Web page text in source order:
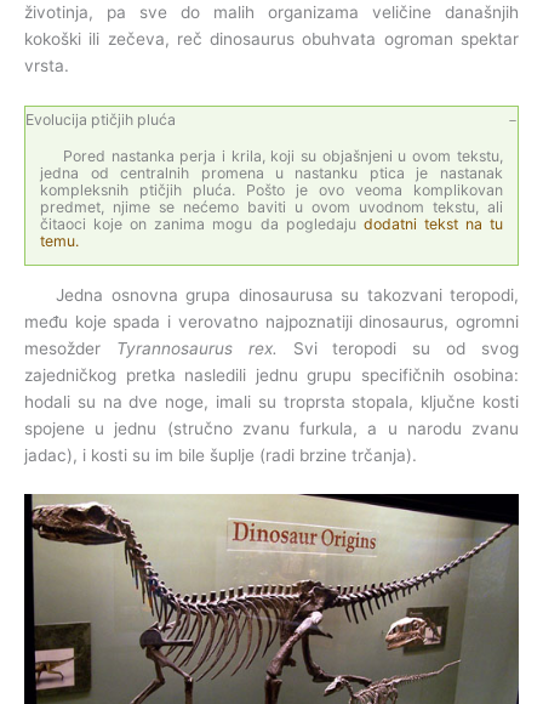
životinja, pa sve do malih organizama veličine današnjih
kokoški ili zečeva, reč dinosaurus obuhvata ogroman spektar
vrsta.
Evolucija ptičjih pluća
Pored nastanka perja i krila, koji su objašnjeni u ovom tekstu,
jedna od centralnih promena u nastanku ptica je nastanak
kompleksnih ptičjih pluća. Pošto je ovo veoma komplikovan
predmet, njime se nećemo baviti u ovom uvodnom tekstu, ali
čitaoci koje on zanima mogu da pogledaju dodatni tekst na tu
temu.
Jedna osnovna grupa dinosaurusa su takozvani teropodi,
među koje spada i verovatno najpoznatiji dinosaurus, ogromni
mesožder Tyrannosaurus rex.
Svi teropodi su od svog
zajedničkog pretka nasledili jednu grupu specifičnih osobina:
hodali su na dve noge, imali su troprsta stopala, ključne kosti
spojene u jednu (stručno zvanu furkula, a u narodu zvanu
jadac), i kosti su im bile šuplje (radi brzine trčanja).